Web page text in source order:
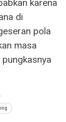
karena
di
pola
masa